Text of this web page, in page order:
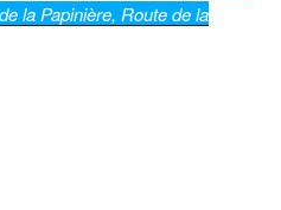
la Papinière, Route de la